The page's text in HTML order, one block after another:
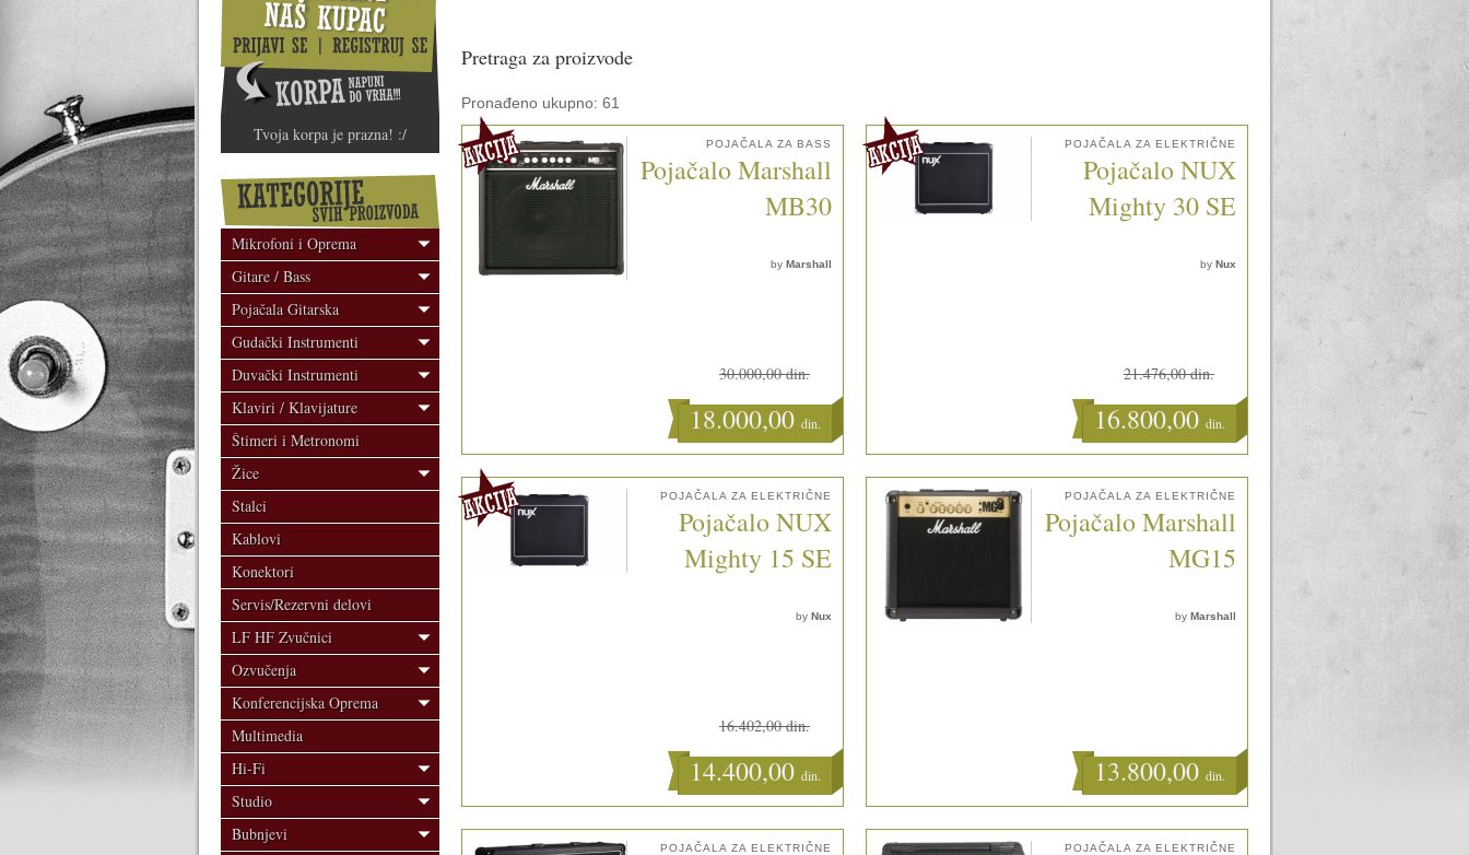
Tvoja korpa je prazna! :/
Mikrofoni i Oprema
Gitare / Bass
Pojačala Gitarska
Gudački Instrumenti
Duvački Instrumenti
Klaviri / Klavijature
Štimeri i Metronomi
Žice
Stalci
Kablovi
Konektori
Servis/Rezervni delovi
LF HF Zvučnici
Ozvučenja
Konferencijska Oprema
Multimedia
Hi-Fi
Studio
Bubnjevi
Pretraga za proizvode
Pronađeno ukupno: 61
POJAČALA ZA BASS
Pojačalo Marshall
MB30
by Marshall
30.000,00 din.
18.000,00 din.
POJAČALA ZA ELEKTRIČNE
Pojačalo NUX
Mighty 30 SE
by Nux
21.476,00 din.
16.800,00 din.
POJAČALA ZA ELEKTRIČNE
Pojačalo NUX
Mighty 15 SE
by Nux
16.402,00 din.
14.400,00 din.
POJAČALA ZA ELEKTRIČNE
Pojačalo Marshall
MG15
by Marshall
13.800,00 din.
POJAČALA ZA ELEKTRIČNE POJAČALA ZA ELEKTRIČNE